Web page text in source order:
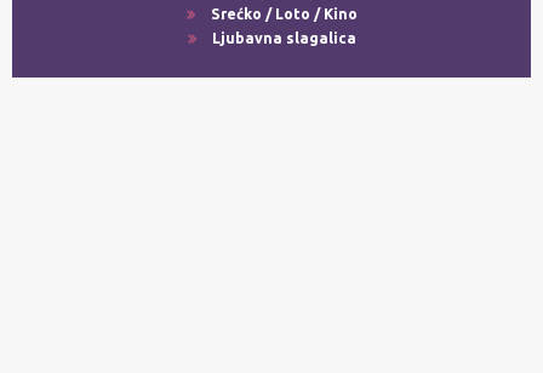
Srećko / Loto / Kino
Ljubavna slagalica